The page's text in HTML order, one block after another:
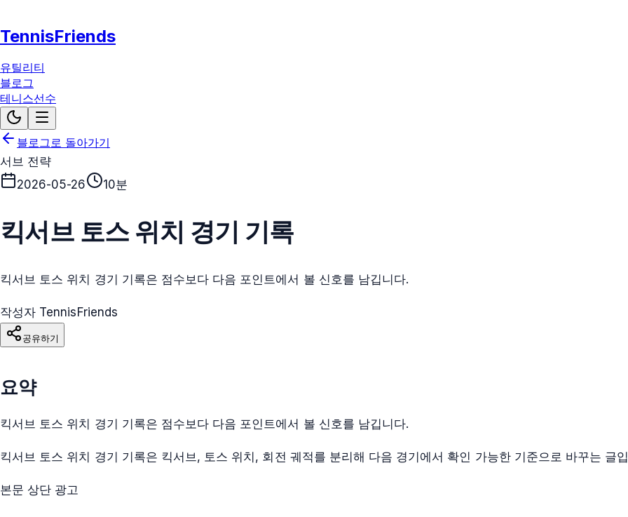
TennisFriends
유틸리티
블로그
테니스선수
블로그로 돌아가기
서브 전략
2026-05-26
10분
킥서브 토스 위치 경기 기록
킥서브 토스 위치 경기 기록은 점수보다 다음 포인트에서 볼 신호를 남깁니다.
작성자 TennisFriends
공유하기
요약
킥서브 토스 위치 경기 기록은 점수보다 다음 포인트에서 볼 신호를 남깁니다.
킥서브 토스 위치 경기 기록은 킥서브, 토스 위치, 회전 궤적를 분리해 다음 경기에서 확인 가능한 기준으로 바꾸는 글
본문 상단 광고